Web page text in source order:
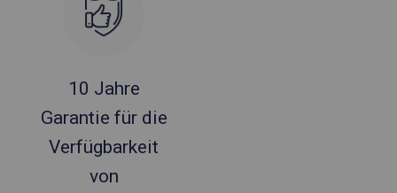
10 Jahre
Garantie für die
Verfügbarkeit
von